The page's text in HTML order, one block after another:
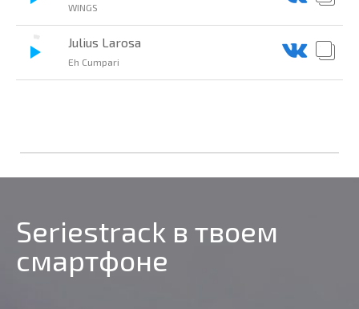
WINGS
Julius Larosa
Eh Cumpari
Seriestrack в твоем
смартфоне